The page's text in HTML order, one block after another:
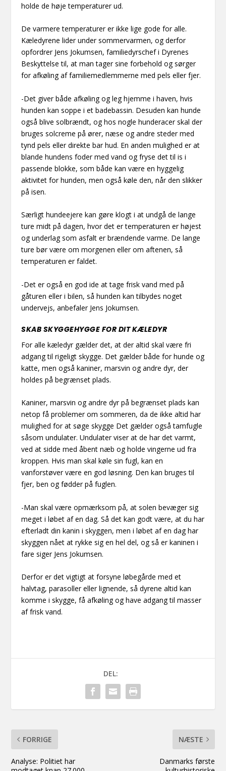
holde de høje temperaturer ud.
De varmere temperaturer er ikke lige gode for alle.
Kæledyrene lider under sommervarmen, og derfor
opfordrer Jens Jokumsen, familiedyrschef i Dyrenes
Beskyttelse til, at man tager sine forbehold og sørger
for afkøling af familiemedlemmerne med pels eller fjer.
-Det giver både afkøling og leg hjemme i haven, hvis
hunden kan soppe i et badebassin. Desuden kan hunde
også blive solbrændt, og hos nogle hunderacer skal der
bruges solcreme på ører, næse og andre steder med
tynd pels eller direkte bar hud. En anden mulighed er at
blande hundens foder med vand og fryse det til is i
passende blokke, som både kan være en hyggelig
aktivitet for hunden, men også køle den, når den slikker
på isen.
Særligt hundeejere kan gøre klogt i at undgå de lange
ture midt på dagen, hvor det er temperaturen er højest
og underlag som asfalt er brændende varme. De lange
ture bør være om morgenen eller om aftenen, så
temperaturen er faldet.
-Det er også en god ide at tage frisk vand med på
gåturen eller i bilen, så hunden kan tilbydes noget
undervejs, anbefaler Jens Jokumsen.
SKAB SKYGGEHYGGE FOR DIT KÆLEDYR
For alle kæledyr gælder det, at der altid skal være fri
adgang til rigeligt skygge. Det gælder både for hunde og
katte, men også kaniner, marsvin og andre dyr, der
holdes på begrænset plads.
Kaniner, marsvin og andre dyr på begrænset plads kan
netop få problemer om sommeren, da de ikke altid har
mulighed for at søge skygge Det gælder også tamfugle
såsom undulater. Undulater viser at de har det varmt,
ved at sidde med åbent næb og holde vingerne ud fra
kroppen. Hvis man skal køle sin fugl, kan en
vanforstøver være en god løsning. Den kan bruges til
fjer, ben og fødder på fuglen.
-Man skal være opmærksom på, at solen bevæger sig
meget i løbet af en dag. Så det kan godt være, at du har
efterladt din kanin i skyggen, men i løbet af en dag har
skyggen nået at rykke sig en hel del, og så er kaninen i
fare siger Jens Jokumsen.
Derfor er det vigtigt at forsyne løbegårde med et
halvtag, parasoller eller lignende, så dyrene altid kan
komme i skygge, få afkøling og have adgang til masser
af frisk vand.
DEL:
FORRIGE
Analyse: Politiet har
NÆSTE
Danmarks første